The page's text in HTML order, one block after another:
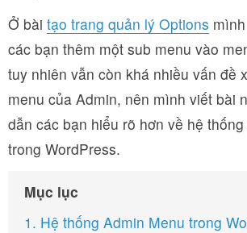
Ở bài tạo trang quản lý Options
các bạn thêm một sub menu vào
tuy nhiên vẫn còn khá nhiều vấn đề
menu của Admin, nên mình viết bài
dẫn các bạn hiểu rõ hơn về hệ
trong WordPress.
Mục lục
1. Hệ thống Admin Menu trong